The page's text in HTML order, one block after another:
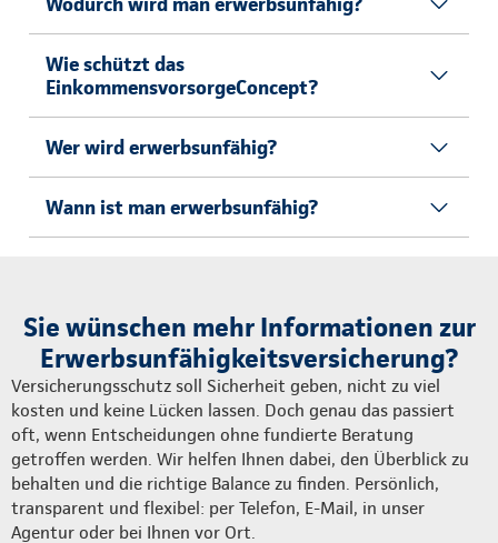
Wie schützt das
EinkommensvorsorgeConcept?
Wer wird erwerbsunfähig?
Wann ist man erwerbsunfähig?
Sie wünschen mehr Informationen zur
Erwerbsunfähigkeitsversicherung?
Versicherungsschutz soll Sicherheit geben, nicht zu viel
kosten und keine Lücken lassen. Doch genau das passiert
oft, wenn Entscheidungen ohne fundierte Beratung
getroffen werden. Wir helfen Ihnen dabei, den Überblick zu
behalten und die richtige Balance zu finden. Persönlich,
transparent und flexibel: per Telefon, E-Mail, in unser
Agentur oder bei Ihnen vor Ort.